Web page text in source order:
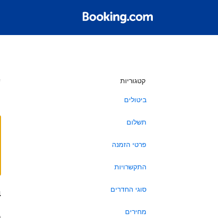
קטגוריות
ביטולים
תשלום
פרטי הזמנה
התקשרויות
סוגי החדרים
מחירים